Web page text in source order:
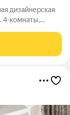
дизайнерская
4-комнаты,
и приёма